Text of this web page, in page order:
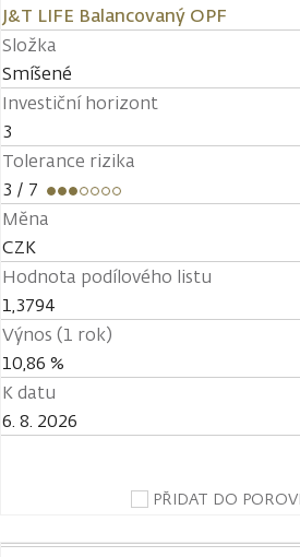
J&T LIFE Balancovaný OPF
Složka
Smíšené
Investiční horizont
3
Tolerance rizika
3 / 7
Měna
CZK
Hodnota podílového listu
1,3794
Výnos (1 rok)
10,86 %
K datu
6. 8. 2026
PŘIDAT DO